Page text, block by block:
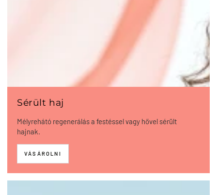
Sérült haj
Mélyrehátó regenerálás a festéssel vagy hővel sérült
hajnak.
VÁSÁROLNI